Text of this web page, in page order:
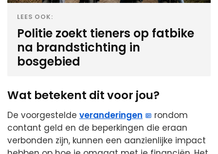
LEES OOK:
Politie zoekt tieners op fatbike
na brandstichting in
bosgebied
Wat betekent dit voor jou?
De voorgestelde veranderingen
rondom
contant geld en de beperkingen die eraan
verbonden zijn, kunnen een aanzienlijke impact